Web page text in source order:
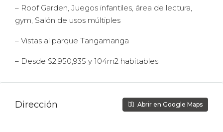
– Roof Garden, Juegos infantiles, área de lectura,
gym, Salón de usos múltiples
– Vistas al parque Tangamanga
– Desde $2,950,935 y 104m2 habitables
Dirección Abrir en Google Maps